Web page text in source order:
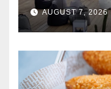
AUGUST 7, 2026